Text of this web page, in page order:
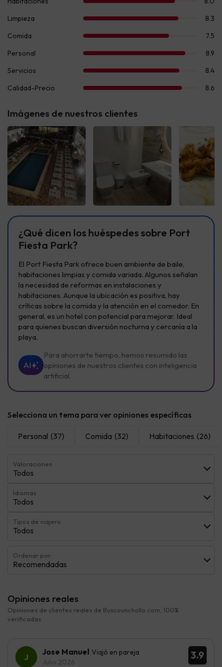
Imágenes de nuestros clientes
¿Qué dicen los huéspedes sobre Port
Fiesta Park?
El Port Fiesta Park ofrece buen ambiente de baile,
habitaciones limpias y comida variada. Algunos señalan
la necesidad de reformas en instalaciones y
habitaciones. Aunque la ubicación es positiva, hay
críticas sobre la comida y la atención en el comedor. En
general, es un hotel con potencial para mejorar. Ideal
para quienes buscan diversión nocturna y cercanía a la
playa.
AI
Para ahorrarte tiempo, hemos resumido las
opiniones de nuestros clientes con inteligencia
artificial.
Selecciona un tema para ver opiniones específicas
Personal (37) Comida (32) Habitaciones (26)
Valoraciones
Todos
Idiomas
Todos
Tipos de viajero
Todos
Ordenar por:
Recomendadas
Opiniones reales
Opiniones de clientes reales de Buscounchollo.com, 100%
verificadas.
3.9
Jose Manuel Viajó en pareja
Julio 2026